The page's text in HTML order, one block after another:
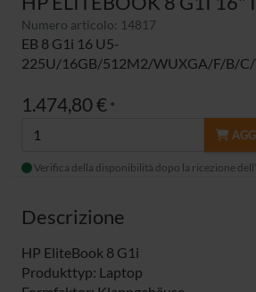
Numero articolo: 14817
EB 8 G1i 16 U5-
225U/16GB/512M2/WUXGA/F/B/
1.474,80 € *
Verifica della disponibilità dopo la ricezione
Descrizione
HP EliteBook 8 G1i
Produkttyp: Laptop